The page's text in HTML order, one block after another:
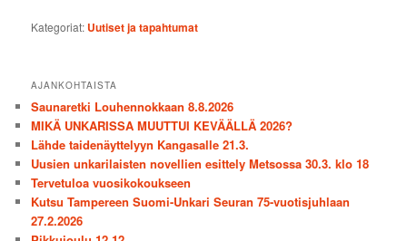
Kategoriat: Uutiset ja tapahtumat
AJANKOHTAISTA
Saunaretki Louhennokkaan 8.8.2026
MIKÄ UNKARISSA MUUTTUI KEVÄÄLLÄ 2026?
Lähde taidenäyttelyyn Kangasalle 21.3.
Uusien unkarilaisten novellien esittely Metsossa 30.3. klo 18
Tervetuloa vuosikokoukseen
Kutsu Tampereen Suomi-Unkari Seuran 75-vuotisjuhlaan
27.2.2026